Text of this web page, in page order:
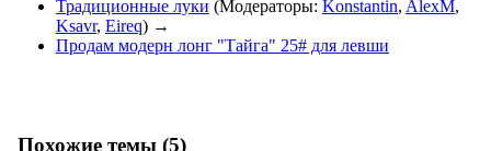
Традиционные луки (Модераторы: Konstantin, AlexM,
Ksavr, Eireq) →
Продам модерн лонг "Тайга" 25# для левши
Похожие темы (5)